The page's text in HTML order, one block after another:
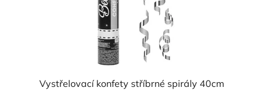
Vystřelovací konfety stříbrné spirály 40cm